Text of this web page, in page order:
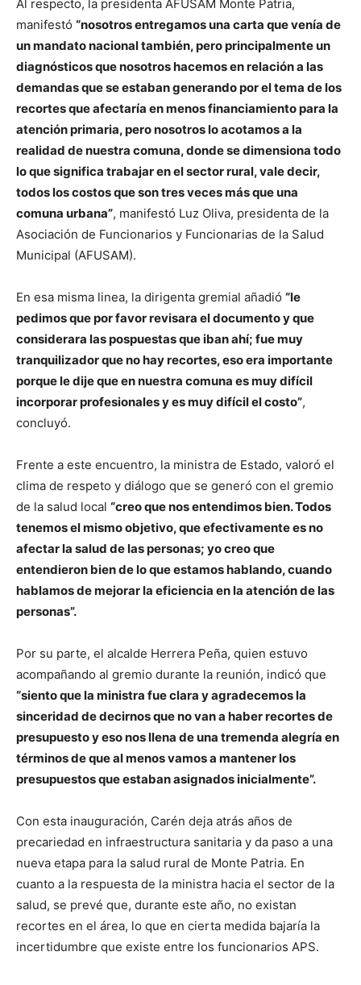
Al respecto, la presidenta AFUSAM Monte Patria,
manifestó “nosotros entregamos una carta que venía de
un mandato nacional también, pero principalmente un
diagnósticos que nosotros hacemos en relación a las
demandas que se estaban generando por el tema de los
recortes que afectaría en menos financiamiento para la
atención primaria, pero nosotros lo acotamos a la
realidad de nuestra comuna, donde se dimensiona todo
lo que significa trabajar en el sector rural, vale decir,
todos los costos que son tres veces más que una
comuna urbana”, manifestó Luz Oliva, presidenta de la
Asociación de Funcionarios y Funcionarias de la Salud
Municipal (AFUSAM).
En esa misma linea, la dirigenta gremial añadió “le
pedimos que por favor revisara el documento y que
considerara las pospuestas que iban ahí; fue muy
tranquilizador que no hay recortes, eso era importante
porque le dije que en nuestra comuna es muy difícil
incorporar profesionales y es muy difícil el costo”,
concluyó.
Frente a este encuentro, la ministra de Estado, valoró el
clima de respeto y diálogo que se generó con el gremio
de la salud local “creo que nos entendimos bien. Todos
tenemos el mismo objetivo, que efectivamente es no
afectar la salud de las personas; yo creo que
entendieron bien de lo que estamos hablando, cuando
hablamos de mejorar la eficiencia en la atención de las
personas”.
Por su parte, el alcalde Herrera Peña, quien estuvo
acompañando al gremio durante la reunión, indicó que
“siento que la ministra fue clara y agradecemos la
sinceridad de decirnos que no van a haber recortes de
presupuesto y eso nos llena de una tremenda alegría en
términos de que al menos vamos a mantener los
presupuestos que estaban asignados inicialmente”.
Con esta inauguración, Carén deja atrás años de
precariedad en infraestructura sanitaria y da paso a una
nueva etapa para la salud rural de Monte Patria. En
cuanto a la respuesta de la ministra hacia el sector de la
salud, se prevé que, durante este año, no existan
recortes en el área, lo que en cierta medida bajaría la
incertidumbre que existe entre los funcionarios APS.